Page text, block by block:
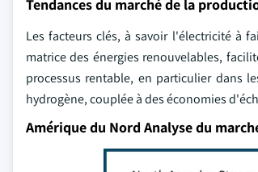
Tendances du marché de la
Les facteurs clés, à savoir l'électricité à
matrice des énergies renouvelables,
processus rentable, en particulier dans
hydrogène, couplée à des économies
Amérique du Nord Analyse du